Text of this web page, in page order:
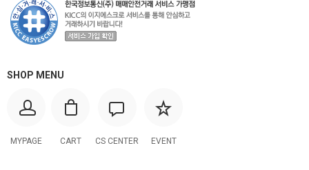
SHOP MENU
MYPAGE CART CS CENTER EVENT